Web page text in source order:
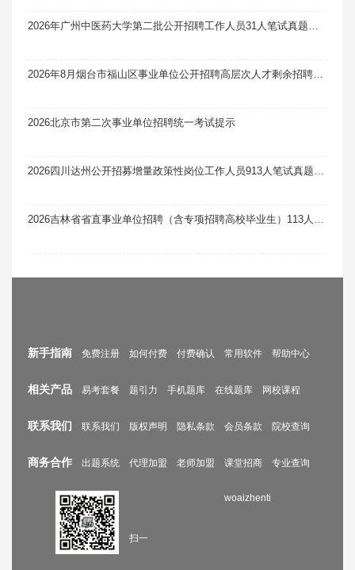
2026北京市第二次事业单位招聘统一考试提示
新手指南 免费注册 如何付费 付费确认 常用软件 帮助中心
相关产品 易考套餐 题引力 手机题库 在线题库 网校课程
联系我们 联系我们 版权声明 隐私条款 会员条款 院校查询
商务合作 出题系统 代理加盟 老师加盟 课堂招商 专业查询
扫一
woaizhenti